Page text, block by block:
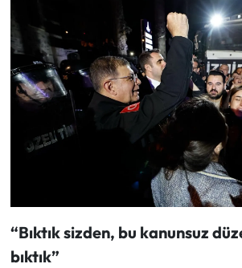
“Bıktık sizden, bu kanunsuz
bıktık”